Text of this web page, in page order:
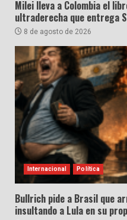
Milei lleva a Colombia el
ultraderecha que entrega
8 de agosto de 2026
Internacional Política
Bullrich pide a Brasil que
insultando a Lula en su